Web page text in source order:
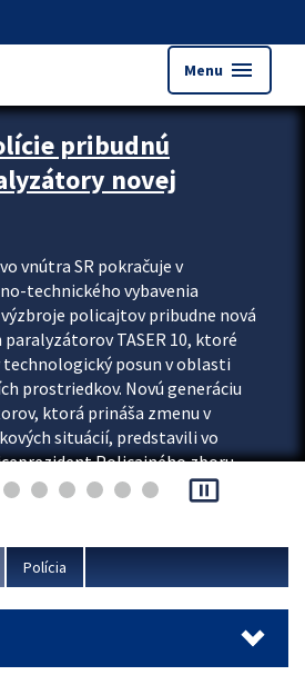
Menu menu
pribudnú
novej
vnútra SR pokračuje v
technického vybavenia
policajtov pribudne nová
TASER 10, ktoré
posun v oblasti
prostriedkov. Novú generáciu
ktorá prináša zmenu v
situácií, predstavili vo
Policajného zboru
odboru výcviku...
pause_presentation
Polícia